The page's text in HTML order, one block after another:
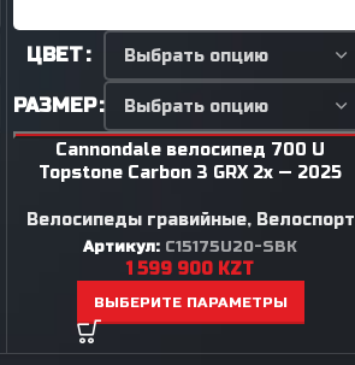
ЦВЕТ
РАЗМЕР
Cannondale велосипед 700 U
Topstone Carbon 3 GRX 2x — 2025
Велосипеды гравийные, Велоспорт
Артикул: C15175U20-SBK
1 599 900 KZT
ВЫБЕРИТЕ ПАРАМЕТРЫ